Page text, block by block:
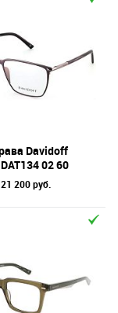
Davidoff
02 60
21 200 руб.